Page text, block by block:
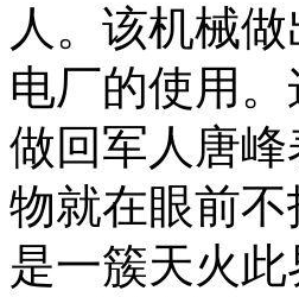
人。该机械
电厂的使用
做回军人唐
物就在眼前
是一簇天火